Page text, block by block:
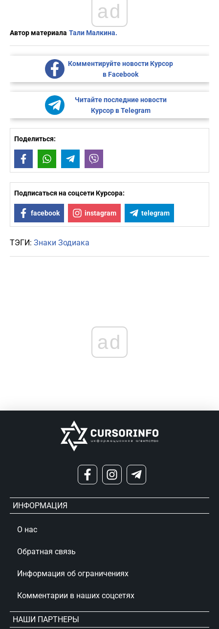
ad
Автор материала Тали Малкина.
Комментируйте новости Курсор
в Facebook
Читайте последние новости
Курсор в Telegram
Поделиться:
FacebookWhatsAppTelegram
Подписаться на соцсети Курсора:
facebook instagram telegram
ТЭГИ: Знаки Зодиака
ad
ИНФОРМАЦИЯ
О нас
Обратная связь
Информация об ограничениях
Комментарии в наших соцсетях
НАШИ ПАРТНЕРЫ